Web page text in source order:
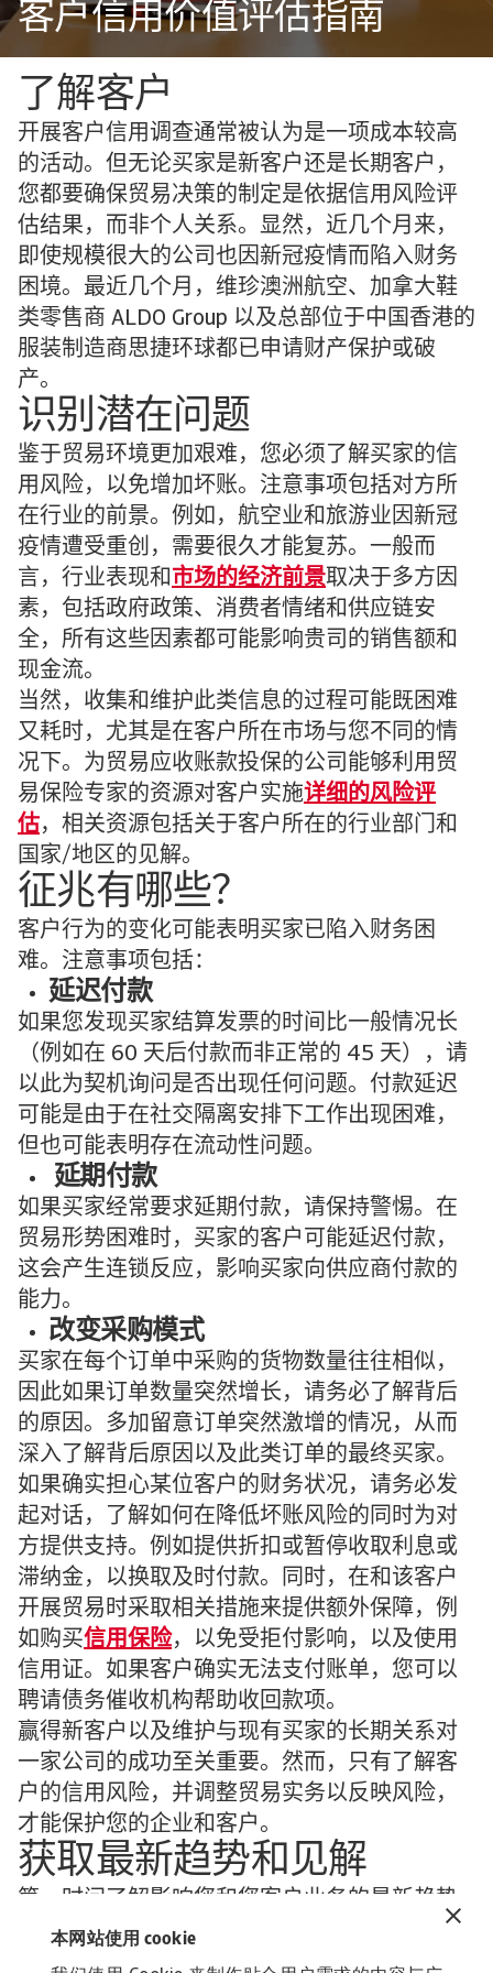
本网站使用 cookie
客户信用价值评估指南
了解客户
开展客户信用调查通常被认为是一项成本较高
的活动。但无论买家是新客户还是长期客户，
您都要确保贸易决策的制定是依据信用风险评
估结果，而非个人关系。显然，近几个月来，
即使规模很大的公司也因新冠疫情而陷入财务
困境。最近几个月，维珍澳洲航空、加拿大鞋
类零售商 ALDO Group 以及总部位于中国香港的
服装制造商思捷环球都已申请财产保护或破
产。
识别潜在问题
鉴于贸易环境更加艰难，您必须了解买家的信
用风险，以免增加坏账。注意事项包括对方所
在行业的前景。例如，航空业和旅游业因新冠
疫情遭受重创，需要很久才能复苏。一般而
言，行业表现和 市场的经济前景取决于多方因
素，包括政府政策、消费者情绪和供应链安
全，所有这些因素都可能影响贵司的销售额和
现金流。
当然，收集和维护此类信息的过程可能既困难
又耗时，尤其是在客户所在市场与您不同的情
况下。为贸易应收账款投保的公司能够利用贸
易保险专家的资源对客户实施详细的风险评
估，相关资源包括关于客户所在的行业部门和
国家/地区的见解。
征兆有哪些？
客户行为的变化可能表明买家已陷入财务困
难。注意事项包括：
延迟付款
如果您发现买家结算发票的时间比一般情况长
（例如在 60 天后付款而非正常的 45 天），请
以此为契机询问是否出现任何问题。付款延迟
可能是由于在社交隔离安排下工作出现困难，
但也可能表明存在流动性问题。
延期付款
如果买家经常要求延期付款，请保持警惕。在
贸易形势困难时，买家的客户可能延迟付款，
这会产生连锁反应，影响买家向供应商付款的
能力。
改变采购模式
买家在每个订单中采购的货物数量往往相似，
因此如果订单数量突然增长，请务必了解背后
的原因。多加留意订单突然激增的情况，从而
深入了解背后原因以及此类订单的最终买家。
如果确实担心某位客户的财务状况，请务必发
起对话，了解如何在降低坏账风险的同时为对
方提供支持。例如提供折扣或暂停收取利息或
滞纳金，以换取及时付款。同时，在和该客户
开展贸易时采取相关措施来提供额外保障，例
如购买信用保险，以免受拒付影响，以及使用
信用证。如果客户确实无法支付账单，您可以
聘请债务催收机构帮助收回款项。
赢得新客户以及维护与现有买家的长期关系对
一家公司的成功至关重要。然而，只有了解客
户的信用风险，并调整贸易实务以反映风险，
才能保护您的企业和客户。
获取最新趋势和见解
第一时间了解影响您和您客户业务的最新趋势
和经济发展。
订阅安卓经济简报，接受关于安卓经济学家的